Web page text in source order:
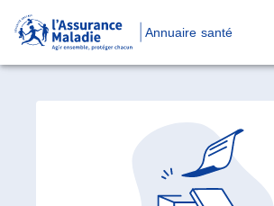
Annuaire santé